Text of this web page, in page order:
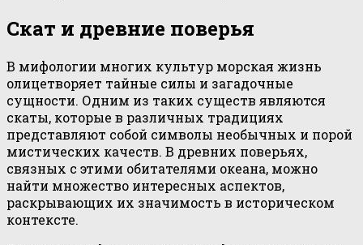
Скат и древние поверья
В мифологии многих культур морская жизнь
олицетворяет тайные силы и загадочные
сущности. Одним из таких существ являются
скаты, которые в различных традициях
представляют собой символы необычных и порой
мистических качеств. В древних поверьях,
связных с этими обитателями океана, можно
найти множество интересных аспектов,
раскрывающих их значимость в историческом
контексте.